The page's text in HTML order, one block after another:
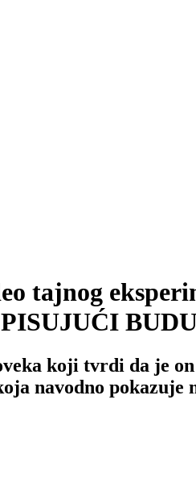
tajnog
koji tvrdi da je
navodno pokazuje